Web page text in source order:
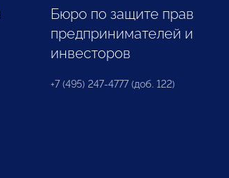
Бюро по защите прав
предпринимателей и
инвесторов
+7 (495) 247-4777 (доб. 122)